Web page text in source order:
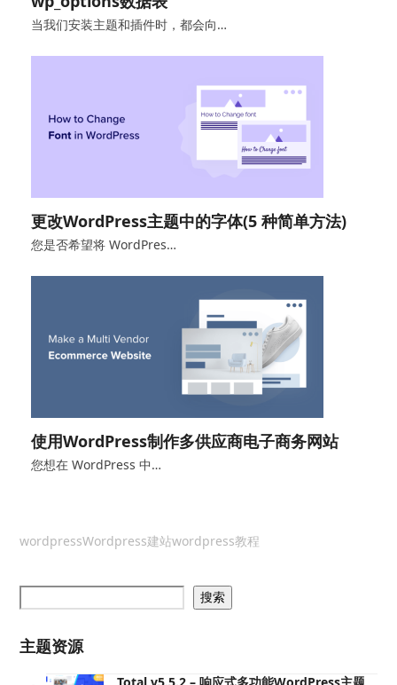
当我们安装主题和插件时，都会向…
更改WordPress主题中的字体(5 种简单方法)
您是否希望将 WordPres…
使用WordPress制作多供应商电子商务网站
您想在 WordPress 中…
wordpressWordpress建站wordpress教程
搜索
主题资源